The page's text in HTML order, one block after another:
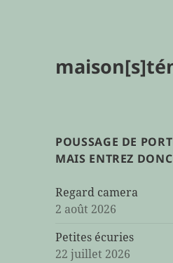
POUSSAGE DE
MAIS ENTREZ DONC
Regard camera
2 août 2026
Petites écuries
22 juillet 2026